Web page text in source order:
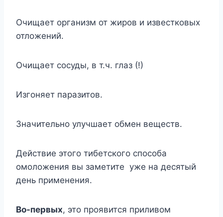
Очищает организм от жиров и известковых
отложений.
Очищает сосуды, в т.ч. глаз (!)
Изгоняет паразитов.
Значительно улучшает обмен веществ.
Действие этого тибетского способа
омоложения вы заметите уже на десятый
день применения.
Во-первых, это проявится приливом